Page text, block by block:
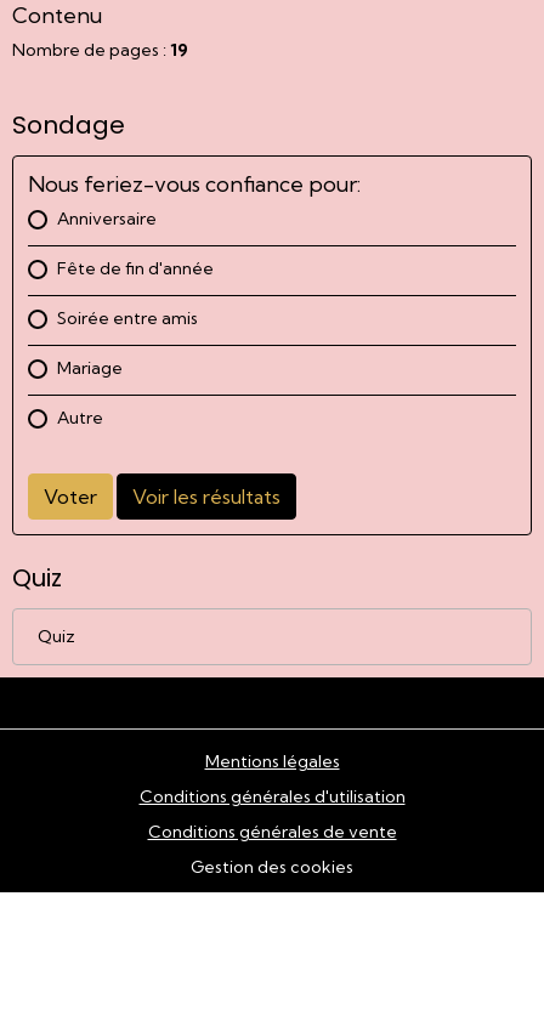
Contenu
Nombre de pages :19
Sondage
Nous feriez-vous confiance pour:
Anniversaire
Fête de fin d'année
Soirée entre amis
Mariage
Autre
Voter Voir les résultats
Quiz
Quiz
Mentions légales
Conditions générales d'utilisation
Conditions générales de vente
Gestion des cookies